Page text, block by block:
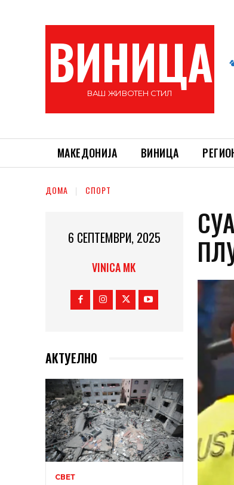
ВИНИЦА
ВАШ ЖИВОТЕН СТИЛ
МАКЕДОНИЈА ВИНИЦА
ДОМА СПОРТ
6 СЕПТЕМВРИ, 2025
VINICA MK
АКТУЕЛНО
СВЕТ